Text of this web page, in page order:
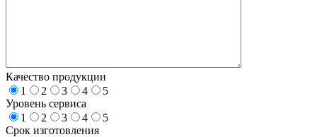
Качество продукции
1
2 3 4
5
Уровень сервиса
1
2 3 4
5
Срок изготовления